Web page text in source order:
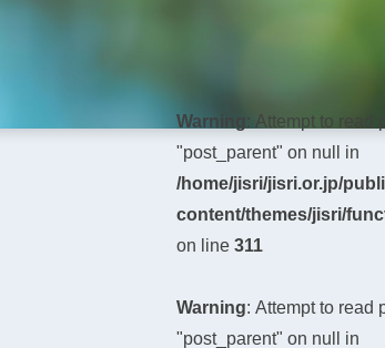
Warning : Attempt to read
"post_parent" on null in
/home/jisri/jisri.or.jp/
content/themes/jisri/
on line311
Warning: Attempt to read
"post_parent" on null in